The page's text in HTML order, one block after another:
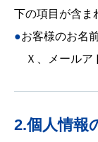
下の項目が含ま
●お客様のお名前、お勤め先、ご連絡先(お電話、ＦＡ
Ｘ、メールア
2.個人情報